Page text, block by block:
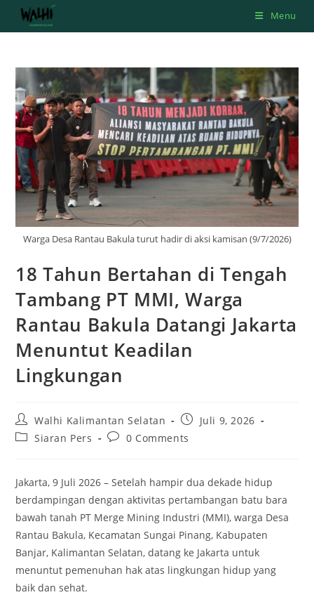
Menu
Warga Desa Rantau Bakula turut hadir di aksi kamisan (9/7/2026)
18 Tahun Bertahan di Tengah
Tambang PT MMI, Warga
Rantau Bakula Datangi Jakarta
Menuntut Keadilan
Lingkungan
Post
author:
Walhi Kalimantan Selatan
Post
published:
Juli 9, 2026
PostSiaran Pers
Post0 Comments
Jakarta, 9 Juli 2026 – Setelah hampir dua dekade hidup
berdampingan dengan aktivitas pertambangan batu bara
bawah tanah PT Merge Mining Industri (MMI), warga Desa
Rantau Bakula, Kecamatan Sungai Pinang, Kabupaten
Banjar, Kalimantan Selatan, datang ke Jakarta untuk
menuntut pemenuhan hak atas lingkungan hidup yang
baik dan sehat.